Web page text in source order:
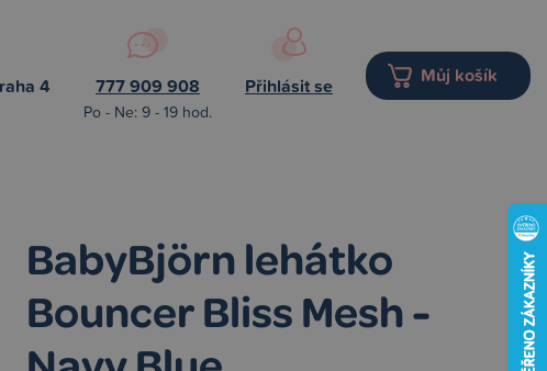
4 777 909 908
Po - Ne: 9 - 19 hod.
Přihlásit se Můj košík
BabyBjörn lehátko
Bouncer Bliss Mesh -